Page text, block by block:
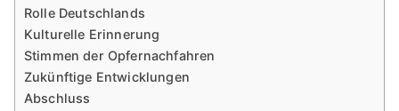
Rolle Deutschlands
Kulturelle Erinnerung
Stimmen der Opfernachfahren
Zukünftige Entwicklungen
Abschluss